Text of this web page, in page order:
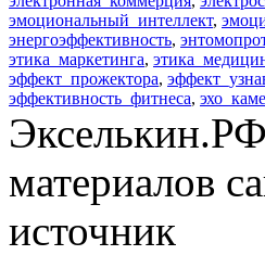
эмоциональный_интеллект,
энергоэффективность,
этика_маркетинга,
эффект_прожектора,
эффективность_фитнеса,
Экселькин.РФ
материалов
источник